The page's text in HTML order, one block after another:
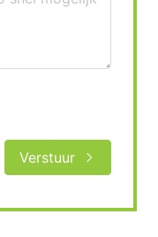
Verstuur